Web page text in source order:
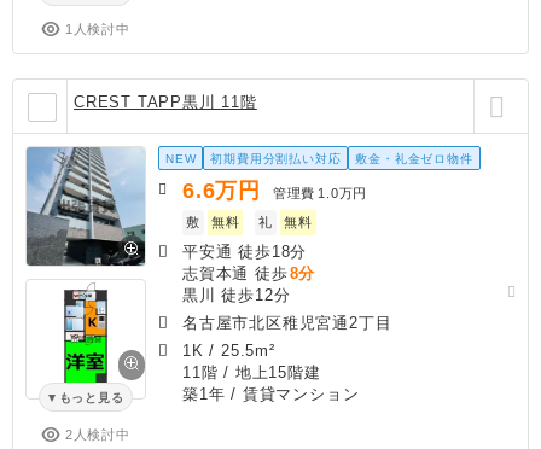
1人検討中
CREST TAPP黒川 11階
もっと見る
2人検討中
NEW 初期費用分割払い対応 敷金・礼金ゼロ物件
6.6万円 管理費 1.0万円
敷
無料 礼 無料
平安通 徒歩18分
志賀本通 徒歩8分
黒川 徒歩12分
名古屋市北区稚児宮通2丁目
1K / 25.5m²
11階 / 地上15階建
築1年 / 賃貸マンション